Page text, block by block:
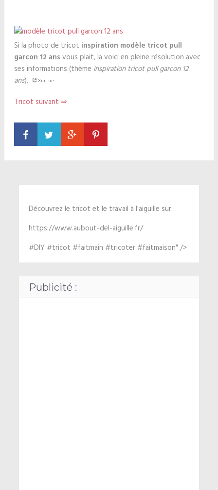
Si la photo de tricot inspiration modèle tricot pull
garcon 12 ans vous plait, la voici en pleine résolution avec
ses informations (thème inspiration tricot pull garcon 12
ans).
Tricot suivant ⇒
Découvrez le tricot et le travail à l'aiguille sur :
https://www.aubout-del-aiguille.fr/
#DIY #tricot #faitmain #tricoter #faitmaison" />
Publicité :